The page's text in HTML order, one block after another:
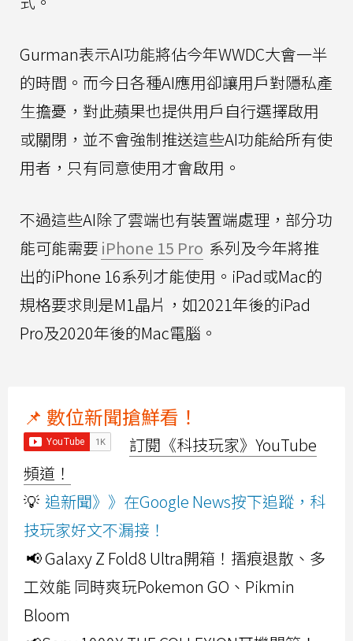
Gurman表示AI功能將佔今年WWDC大會一半
的時間。而今日各種AI應用卻讓用戶對隱私產
生擔憂，對此蘋果也提供用戶自行選擇啟用
或關閉，並不會強制推送這些AI功能給所有使
用者，只有同意使用才會啟用。
不過這些AI除了雲端也有裝置端處理，部分功
能可能需要 iPhone 15 Pro 系列及今年將推
出的iPhone 16系列才能使用。iPad或Mac的
規格要求則是M1晶片，如2021年後的iPad
Pro及2020年後的Mac電腦。
📌 數位新聞搶鮮看！
訂閱《科技玩家》YouTube
頻道！
💡 追新聞》》在Google News按下追蹤，科
技玩家好文不漏接！
📢 Galaxy Z Fold8 Ultra開箱！摺痕退散、多
工效能 同時爽玩Pokemon GO、Pikmin
Bloom